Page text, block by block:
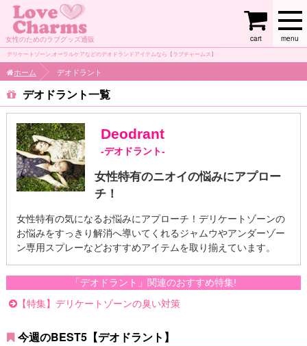
女性のためのラブグッズ通販 menu
cart
デリケートゾーン,オーラルケアなどのデオドランドアイテムなら【ラブチャームス】
ホーム デオドラント
デオドラント
Deodrant
-デオドラント-
女性特有のニオイの悩みにアプロー
チ！
女性特有の気になるお悩みにアプローチ！デリケートゾーンの
お悩みをすっきり解消へ導いてくれるジャムウやアンダーゾー
ン専用スプレーなどおすすめアイテムを取り揃えています。
「デオドラント」関連のおすすめ特集!
【特集】デリケートゾーンの臭い対策
今週のBEST5【デオドラント】